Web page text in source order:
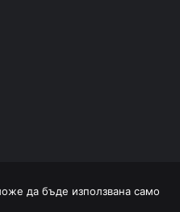
да бъде използвана само